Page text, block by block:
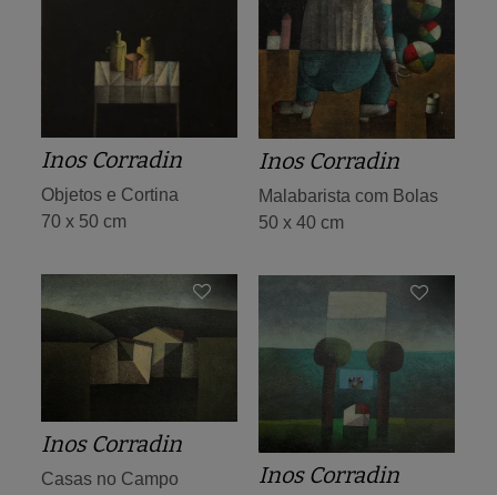
Inos Corradin
Objetos e Cortina
70 x 50 cm
Inos Corradin
Malabarista com Bolas
50 x 40 cm
Inos Corradin
Casas no Campo
Inos Corradin